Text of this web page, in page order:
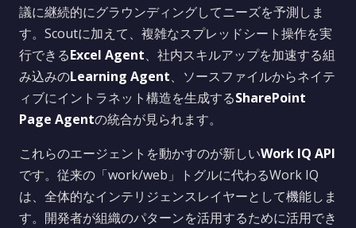
議に継続的にグラウンディングしてニーズを予測しま
す。Scoutに加えて、複雑なスプレッドシート操作を実
行できるExcel Agent、社内スキルアップを加速する組
み込みのLearning Agent、ソースファイルからネイテ
ィブにイントラネット構造を生成するSharePoint
Page Agentの統合が見られます。
これらのエージェントを動かすのが新しいWork IQ API
です。従来の「work/web」トグルに代わるWork IQ
は、全体的なインテリジェンスレイヤーとして機能しま
す。開発者が組織のパターンを活用するために活用でき